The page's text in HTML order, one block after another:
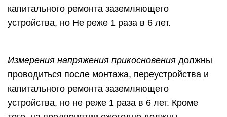
капитального ремонта заземляющего
устройства, но Не реже 1 раза в 6 лет.
Измерения напряжения прикосновения должны
проводиться после монтажа, переустройства и
капитального ремонта заземляющего
устройства, но не реже 1 раза в 6 лет. Кроме